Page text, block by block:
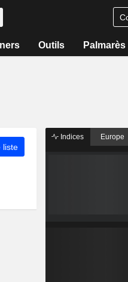
Outils Palmarès
liste
Indices Europe